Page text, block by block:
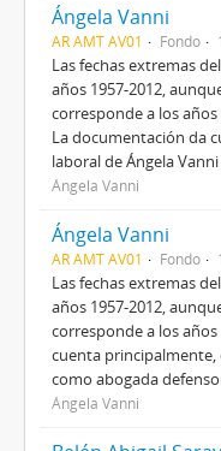
Ángela Vanni
AR AMT AV01 Fondo
Las fechas extremas
años 1957-2012,
corresponde a los años
La documentación da
laboral de Ángela
Ángela Vanni
Ángela Vanni
AR AMT AV01 Fondo
Las fechas extremas
años 1957-2012,
corresponde a los
cuenta principalmente,
como abogada
Ángela Vanni